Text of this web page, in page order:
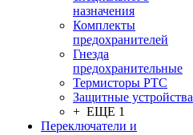
назначения
Комплекты
предохранителей
Гнезда
предохранительные
Термисторы PTC
Защитные устройства
+ ЕЩЕ 1
Переключатели и